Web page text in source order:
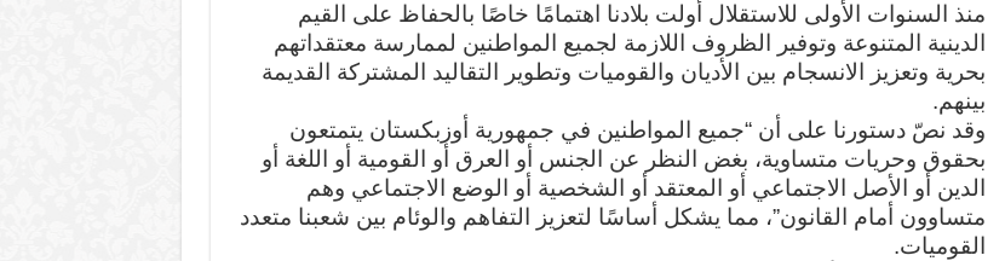
منذ السنوات الأولى للاستقلال أولت بلادنا اهتمامًا خاصًا بالحفاظ على القيم
الدينية المتنوعة وتوفير الظروف اللازمة لجميع المواطنين لممارسة معتقداتهم
بحرية وتعزيز الانسجام بين الأديان والقوميات وتطوير التقاليد المشتركة القديمة
بينهم.
وقد نصّ دستورنا على أن “جميع المواطنين في جمهورية أوزبكستان يتمتعون
بحقوق وحريات متساوية، بغض النظر عن الجنس أو العرق أو القومية أو اللغة أو
الدين أو الأصل الاجتماعي أو المعتقد أو الشخصية أو الوضع الاجتماعي وهم
متساوون أمام القانون”، مما يشكل أساسًا لتعزيز التفاهم والوئام بين شعبنا متعدد
القوميات.